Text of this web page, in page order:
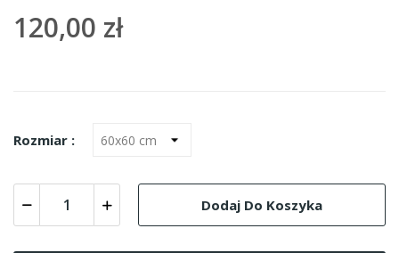
120,00 zł
Rozmiar :
Dodaj Do Koszyka